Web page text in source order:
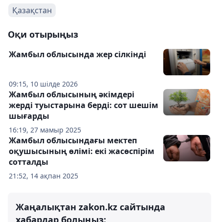
Қазақстан
Оқи отырыңыз
09:15, 10 шілде 2026
Жамбыл облысында жер сілкінді
16:19, 27 мамыр 2025
Жамбыл облысының әкімдері
жерді туыстарына берді: сот шешім
шығарды
21:52, 14 ақпан 2025
Жамбыл облысындағы мектеп
оқушысының өлімі: екі жасөспірім
сотталды
Жаңалықтан zakon.kz сайтында
хабардар болыңыз: